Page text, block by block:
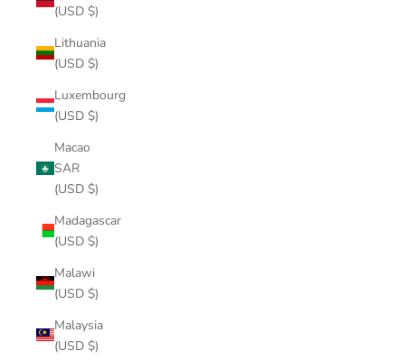
(USD $)
Lithuania
(USD $)
Luxembourg
(USD $)
Macao
SAR
(USD $)
Madagascar
(USD $)
Malawi
(USD $)
Malaysia
(USD $)